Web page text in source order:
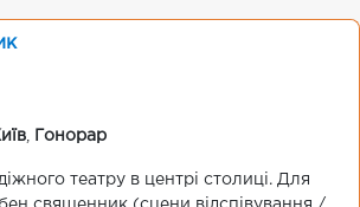
Гонорар
театру в центрі столиці. Для